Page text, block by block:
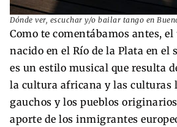
Dónde ver, escuchar y/o bailar tango en
Como te comentábamos antes,
nacido en el Río de la Plata en el
es un estilo musical que resulta
la cultura africana y las culturas
gauchos y los pueblos
aporte de los inmigrantes